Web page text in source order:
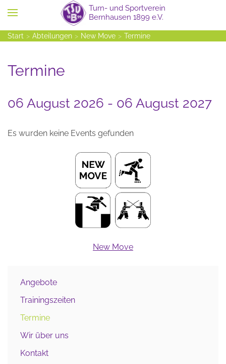
Zum Hauptinhalt springen
Start Abteilungen New Move Termine
Termine
06 August 2026 - 06 August 2027
Es wurden keine Events gefunden
New Move
Angebote
Trainingszeiten
Termine
Wir über uns
Kontakt